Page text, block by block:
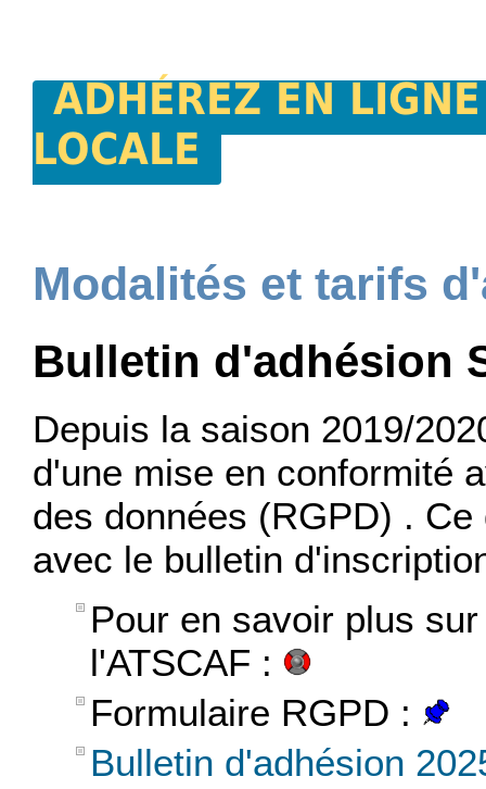
ADHÉREZ EN
LOCALE
Modalités et tarifs
Bulletin d'adhésion
Depuis la saison 2019/
d'une mise en conformité
des données (RGPD) .
avec le bulletin
Pour en savoir plus
l'ATSCAF :
Formulaire RGPD :
Bulletin d'adhésion